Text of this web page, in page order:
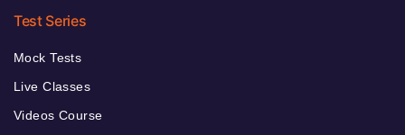
Test Series
Mock Tests
Live Classes
Videos Course